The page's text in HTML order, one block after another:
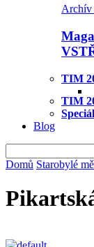
TIM
TIM
Blog
Domů Starobylé